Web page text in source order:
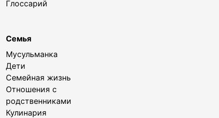
Глоссарий
Семья
Мусульманка
Дети
Семейная жизнь
Отношения с
родственниками
Кулинария